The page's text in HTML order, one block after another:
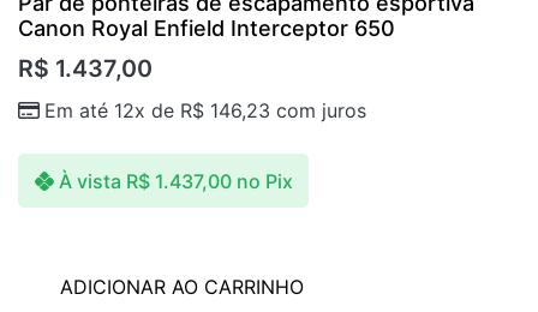
Canon Royal Enfield Interceptor 650
R$ 1.437,00
Em até 12x de R$ 146,23 com juros
À vista R$1.437,00 no Pix
ADICIONAR AO CARRINHO